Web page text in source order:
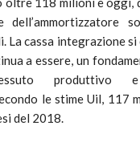
dell’ammortizzatore
La cassa integrazione
a essere, un
produttivo e
le stime Uil, 117
del 2018.